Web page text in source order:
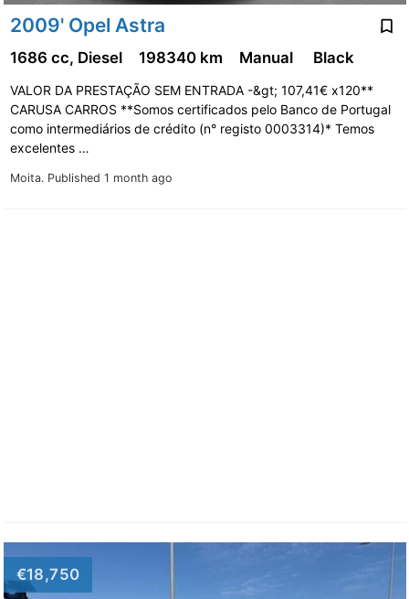
2009' Opel Astra
Moita. Published 1 month ago
1686 cc, Diesel 198340 km Manual Black
VALOR DA PRESTAÇÃO SEM ENTRADA -&gt; 107,41€ x120**
CARUSA CARROS **Somos certificados pelo Banco de Portugal
como intermediários de crédito (n° registo 0003314)* Temos
excelentes …
€18,750